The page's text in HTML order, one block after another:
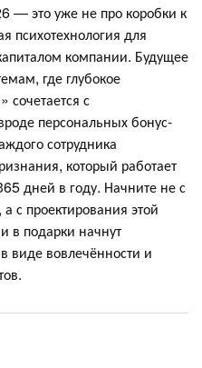
— это уже не про коробки к
психотехнология для
компании. Будущее
где глубокое
с
персональных бонус-
сотрудника
который работает
дней в году. Начните не с
с проектирования этой
подарки начнут
виде вовлечённости и